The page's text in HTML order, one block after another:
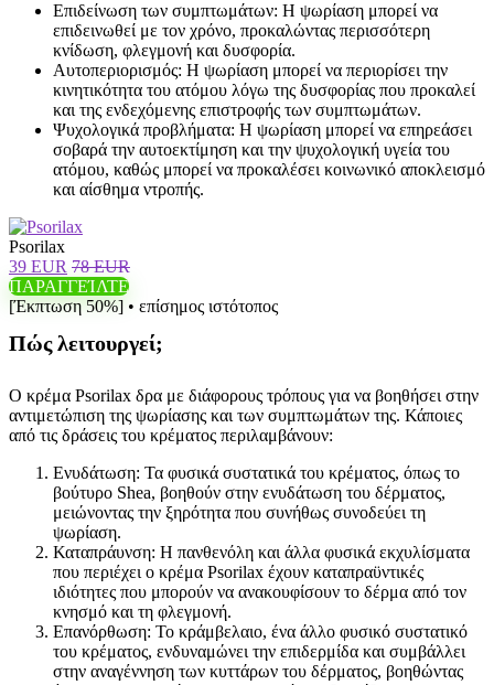
Επιδείνωση των συμπτωμάτων: Η ψωρίαση μπορεί να
επιδεινωθεί με τον χρόνο, προκαλώντας περισσότερη
κνίδωση, φλεγμονή και δυσφορία.
Αυτοπεριορισμός: Η ψωρίαση μπορεί να περιορίσει την
κινητικότητα του ατόμου λόγω της δυσφορίας που προκαλεί
και της ενδεχόμενης επιστροφής των συμπτωμάτων.
Ψυχολογικά προβλήματα: Η ψωρίαση μπορεί να επηρεάσει
σοβαρά την αυτοεκτίμηση και την ψυχολογική υγεία του
ατόμου, καθώς μπορεί να προκαλέσει κοινωνικό αποκλεισμό
και αίσθημα ντροπής.
Psorilax
39 EUR 78 EUR
ΠΑΡΑΓΓΕΊΛΤΕ
[Έκπτωση 50%] • επίσημος ιστότοπος
Πώς λειτουργεί;
Ο κρέμα Psorilax δρα με διάφορους τρόπους για να βοηθήσει στην
αντιμετώπιση της ψωρίασης και των συμπτωμάτων της. Κάποιες
από τις δράσεις του κρέματος περιλαμβάνουν:
Ενυδάτωση: Τα φυσικά συστατικά του κρέματος, όπως το
βούτυρο Shea, βοηθούν στην ενυδάτωση του δέρματος,
μειώνοντας την ξηρότητα που συνήθως συνοδεύει τη
ψωρίαση.
Καταπράυνση: Η πανθενόλη και άλλα φυσικά εκχυλίσματα
που περιέχει ο κρέμα Psorilax έχουν καταπραϋντικές
ιδιότητες που μπορούν να ανακουφίσουν το δέρμα από τον
κνησμό και τη φλεγμονή.
Επανόρθωση: Το κράμβελαιο, ένα άλλο φυσικό συστατικό
του κρέματος, ενδυναμώνει την επιδερμίδα και συμβάλλει
στην αναγέννηση των κυττάρων του δέρματος, βοηθώντας